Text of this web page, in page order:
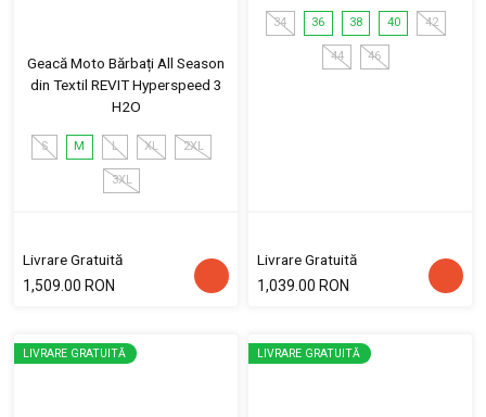
Geacă Moto Bărbați All Season
din Textil REVIT Hyperspeed 3
H2O
S M L XL 2XL
3XL
Livrare Gratuită
1,509.00 RON
34 36 38 40 42
44 46
Livrare Gratuită
1,039.00 RON
LIVRARE GRATUITĂ LIVRARE GRATUITĂ